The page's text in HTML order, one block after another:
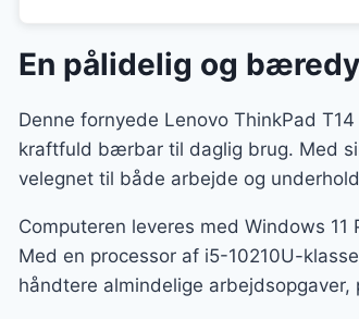
En pålidelig og
Denne fornyede Lenovo ThinkPad
kraftfuld bærbar til daglig brug. Med
velegnet til både arbejde og
Computeren leveres med Windows
Med en processor af i5-10210U-
håndtere almindelige